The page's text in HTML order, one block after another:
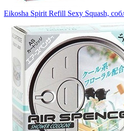
Eikosha Spirit Refill Sexy Squash,